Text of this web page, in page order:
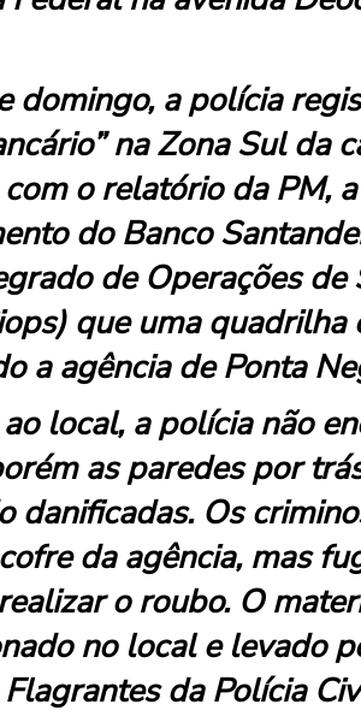
domingo, a polícia
na Zona Sul da
o relatório da PM,
do Banco
de Operações de
que uma quadrilha
a agência de Ponta
local, a polícia não
as paredes por
danificadas. Os
da agência, mas
o roubo. O
no local e levado
da Polícia